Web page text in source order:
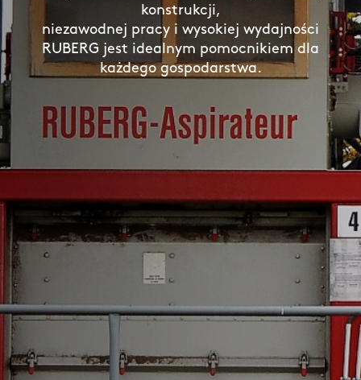
konstrukcji,
niezawodnej pracy i wysokiej wydajności
RUBERG jest idealnym pomocnikiem dla
każdego gospodarstwa.